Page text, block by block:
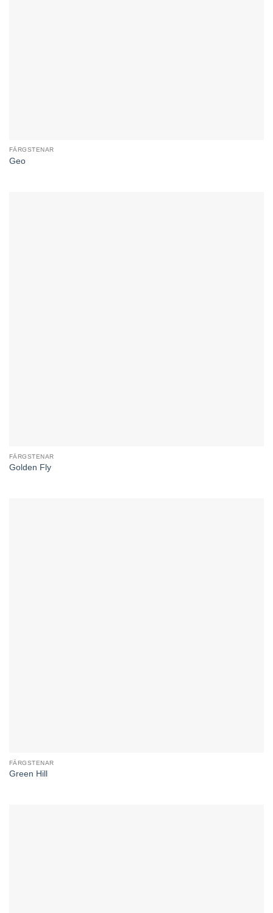
FÄRGSTENAR
Geo
FÄRGSTENAR
Golden Fly
FÄRGSTENAR
Green Hill